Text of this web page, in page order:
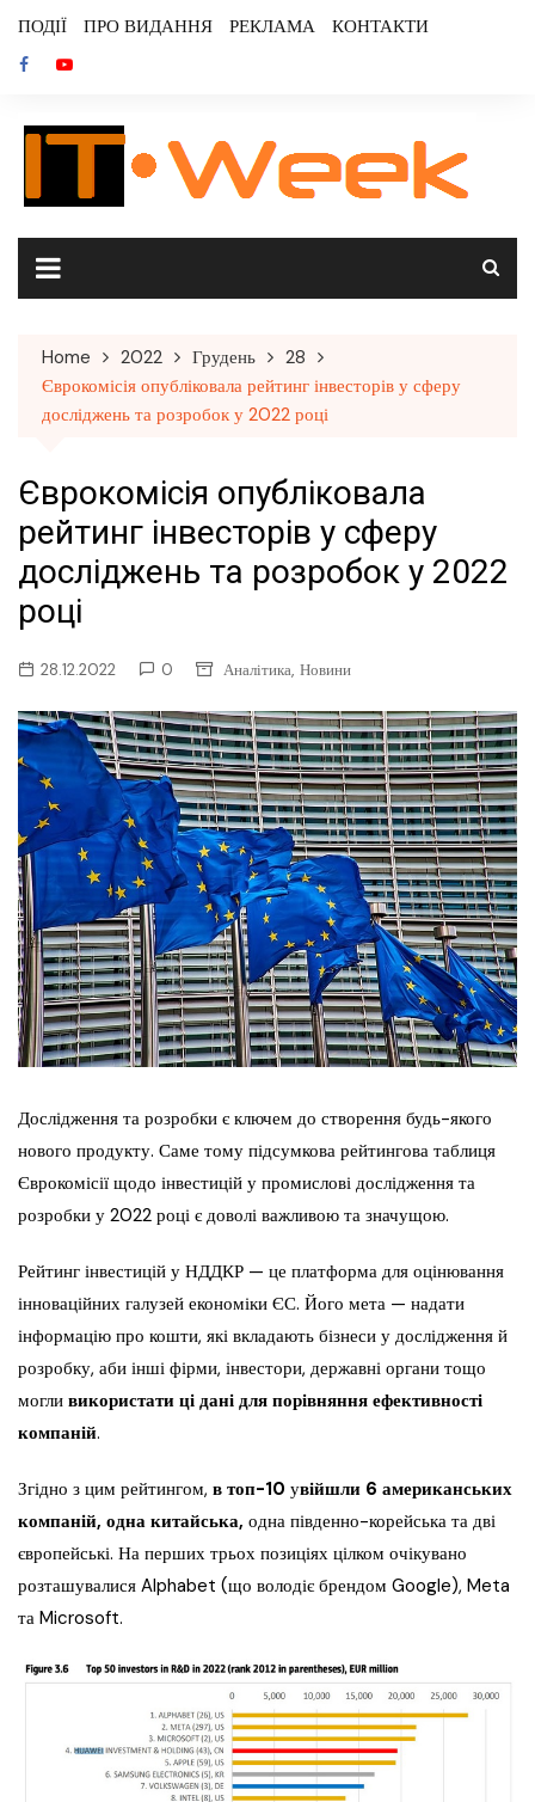
content
ПОДІЇ ПРО ВИДАННЯ РЕКЛАМА КОНТАКТИ
Home 2022 Грудень
28
Єврокомісія опубліковала рейтинг інвесторів у сферу
досліджень та розробок у 2022 році
Єврокомісія опубліковала
рейтинг інвесторів у сферу
досліджень та розробок у 2022
році
28.12.2022 0 Аналітика, Новини
Дослідження та розробки є ключем до створення будь-якого
нового продукту. Саме тому підсумкова рейтингова таблиця
Єврокомісії щодо інвестицій у промислові дослідження та
розробки у 2022 році є доволі важливою та значущою.
Рейтинг інвестицій у НДДКР — це платформа для оцінювання
інноваційних галузей економіки ЄС. Його мета — надати
інформацію про кошти, які вкладають бізнеси у дослідження й
розробку, аби інші фірми, інвестори, державні органи тощо
могли використати ці дані для порівняння ефективності
компаній.
Згідно з цим рейтингом, в топ-10 увійшли 6 американських
компаній, одна китайська, одна південно-корейська та дві
європейські. На перших трьох позиціях цілком очікувано
розташувалися Alphabet (що володіє брендом Google), Meta
та Microsoft.